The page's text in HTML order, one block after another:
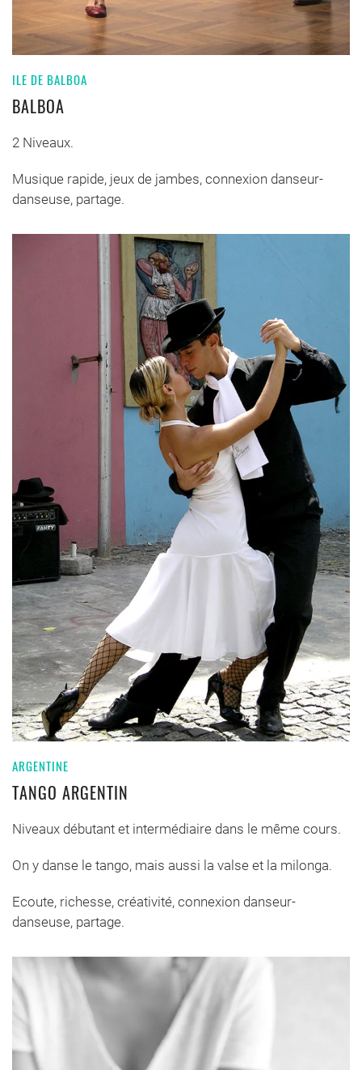
ILE DE BALBOA
BALBOA
2 Niveaux.
Musique rapide, jeux de jambes, connexion danseur-
danseuse, partage.
ARGENTINE
TANGO ARGENTIN
Niveaux débutant et intermédiaire dans le même cours.
On y danse le tango, mais aussi la valse et la milonga.
Ecoute, richesse, créativité, connexion danseur-
danseuse, partage.